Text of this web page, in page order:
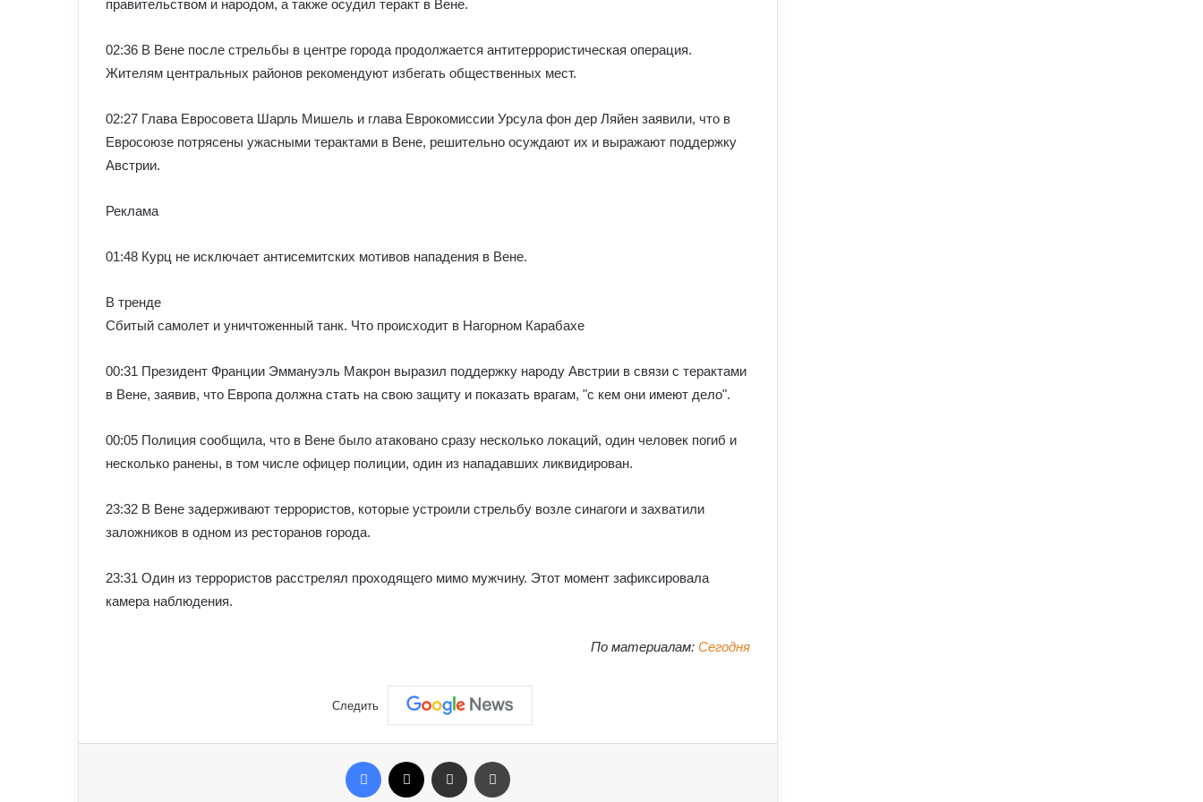
правительством и народом, а также осудил теракт в Вене.
02:36 В Вене после стрельбы в центре города продолжается антитеррористическая операция.
Жителям центральных районов рекомендуют избегать общественных мест.
02:27 Глава Евросовета Шарль Мишель и глава Еврокомиссии Урсула фон дер Ляйен заявили, что в
Евросоюзе потрясены ужасными терактами в Вене, решительно осуждают их и выражают поддержку
Австрии.
Реклама
01:48 Курц не исключает антисемитских мотивов нападения в Вене.
В тренде
Сбитый самолет и уничтоженный танк. Что происходит в Нагорном Карабахе
00:31 Президент Франции Эммануэль Макрон выразил поддержку народу Австрии в связи с терактами
в Вене, заявив, что Европа должна стать на свою защиту и показать врагам, "с кем они имеют дело".
00:05 Полиция сообщила, что в Вене было атаковано сразу несколько локаций, один человек погиб и
несколько ранены, в том числе офицер полиции, один из нападавших ликвидирован.
23:32 В Вене задерживают террористов, которые устроили стрельбу возле синагоги и захватили
заложников в одном из ресторанов города.
23:31 Один из террористов расстрелял проходящего мимо мужчину. Этот момент зафиксировала
камера наблюдения.
По материалам: Сегодня
Следить
Facebook Отправить e-mail
Чому демократія у різних країнах так
функціональність держави
що про це говорять експерти
бригаду біля кордону з Україною: що
Про що застерігали античні політики
Як виникла історія армрестлінгу:
шлях від розваги до професійного